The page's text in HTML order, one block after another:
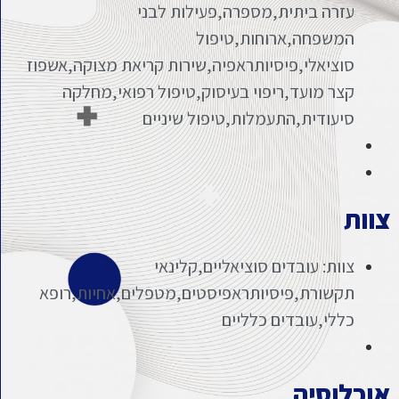
עזרה ביתית,מספרה,פעילות לבני
המשפחה,ארוחות,טיפול
סוציאלי,פיסיותראפיה,שירות קריאת מצוקה,אשפוז
קצר מועד,ריפוי בעיסוק,טיפול רפואי,מחלקה
סיעודית,התעמלות,טיפול שיניים
צוות
צוות: עובדים סוציאליים,קלינאי
תקשורת,פיסיותראפיסטים,מטפלים,אחיות,רופא
כללי,עובדים כלליים